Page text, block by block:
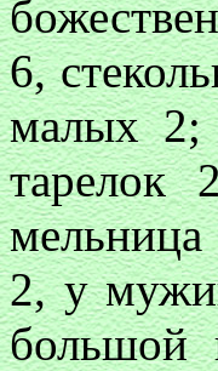
6,
малых 2;
тарелок
2, у
большой